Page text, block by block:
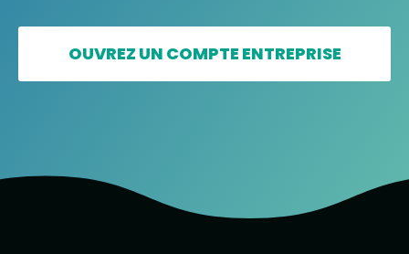
OUVREZ UN COMPTE ENTREPRISE